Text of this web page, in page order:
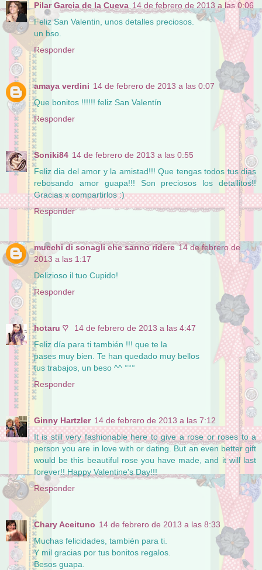
Pilar Garcia de la Cueva 14 de febrero de 2013 a las 0:06
Feliz San Valentin, unos detalles preciosos.
un bso.
Responder
amaya verdini 14 de febrero de 2013 a las 0:07
Que bonitos !!!!!! feliz San Valentín
Responder
Soniki84 14 de febrero de 2013 a las 0:55
Feliz dia del amor y la amistad!!! Que tengas todos tus dias
rebosando amor guapa!!! Son preciosos los detallitos!!
Gracias x compartirlos :)
Responder
mucchi di sonagli che sanno ridere 14 de febrero de
2013 a las 1:17
Delizioso il tuo Cupido!
Responder
hotaru ♡
14 de febrero de 2013 a las 4:47
Feliz día para ti también !!! que te la
pases muy bien. Te han quedado muy bellos
tus trabajos, un beso ^^ °°°
Responder
Ginny Hartzler 14 de febrero de 2013 a las 7:12
It is still very fashionable here to give a rose or roses to a
person you are in love with or dating. But an even better gift
would be this beautiful rose you have made, and it will last
forever!! Happy Valentine's Day!!!
Responder
Chary Aceituno 14 de febrero de 2013 a las 8:33
Muchas felicidades, también para ti.
Y mil gracias por tus bonitos regalos.
Besos guapa.